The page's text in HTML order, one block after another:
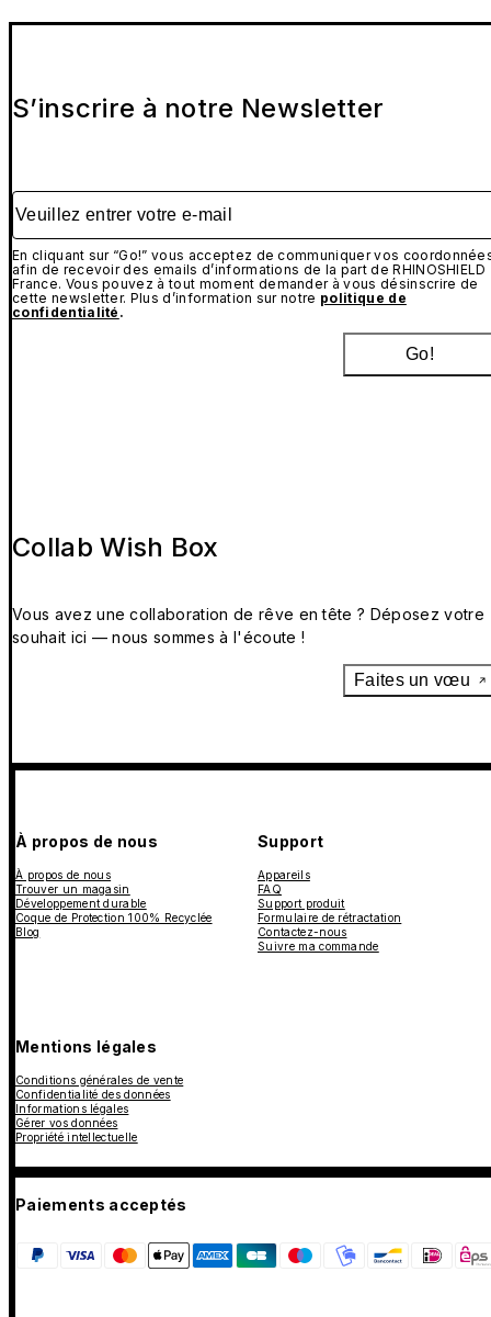
S’inscrire à notre Newsletter
Veuillez entrer votre e-mail
En cliquant sur “Go!” vous acceptez de communiquer vos
afin de recevoir des emails d’informations de la part de RHINOSHIELD
France. Vous pouvez à tout moment demander à vous désinscrire de
cette newsletter. Plus d’information sur notre politique de
confidentialité .
Go!
Collab Wish Box
Vous avez une collaboration de rêve en tête ? Déposez votre
souhait ici — nous sommes à l'écoute !
Faites un vœu
À propos de nous
À propos de nous
Trouver un magasin
Développement durable
Coque de Protection 100% Recyclée
Blog
Support
Appareils
FAQ
Support produit
Formulaire de rétractation
Contactez-nous
Suivre ma commande
Mentions légales
Conditions générales de vente
Confidentialité des données
Informations légales
Gérer vos données
Propriété intellectuelle
Paiements acceptés